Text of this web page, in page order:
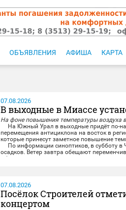
ОБЪЯВЛЕНИЯ АФИША КАРТА
07.08.2026
В выходные в Миассе
На фоне повышения температуры воздуха
На Южный Урал в выходные придёт по-
перемещения антициклона на восток в
которые принесут заметное повышение
По информации синоптиков, в субботу в
осадков. Ветер завтра обещают
м/с, местами порывы...
07.08.2026
Посёлок Строителей
концертом